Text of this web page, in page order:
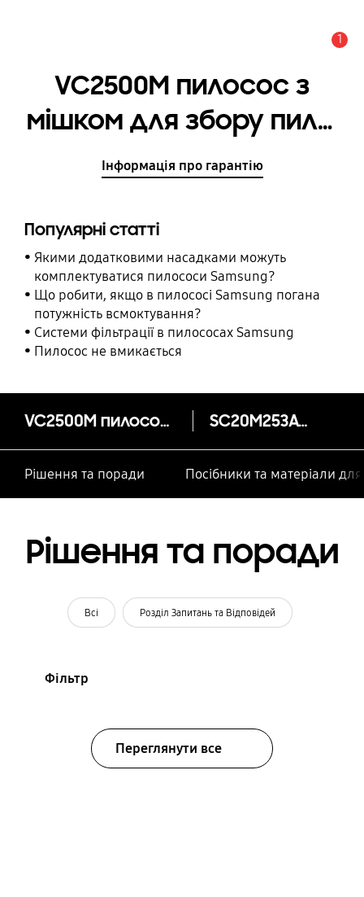
1
VC2500M пилосос з
мішком для збору пилу,
з підвищенною
всмоктування 2000/460
Вт
Інформація про гарантію
Популярні статті
Якими додатковими насадками можуть
комплектуватися пилососи Samsung?
Що робити, якщо в пилососі Samsung погана
потужність всмоктування?
Системи фільтрації в пилососах Samsung
Пилосос не вмикається
VC2500M пилосос з мішком для збору пилу, з підвищенною потужністю всмоктування 2000/460 Вт SC20M253AWR
Рішення та поради Посібники та матеріали
Рішення та поради
Всі Розділ Запитань та Відповідей
Фільтр
Переглянути все